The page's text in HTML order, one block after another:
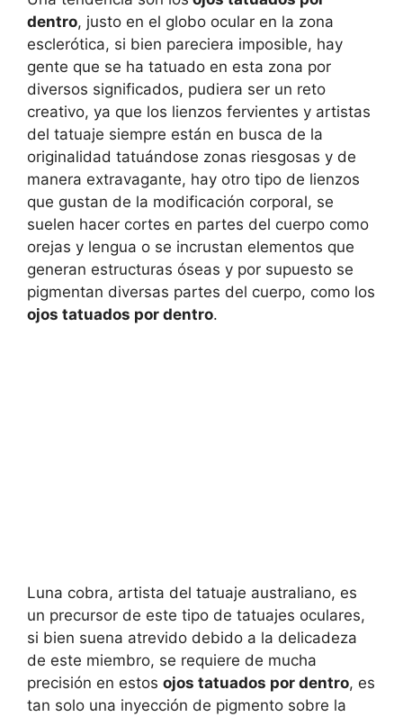
dentro, justo en el globo ocular en la zona
esclerótica, si bien pareciera imposible, hay
gente que se ha tatuado en esta zona por
diversos significados, pudiera ser un reto
creativo, ya que los lienzos fervientes y artistas
del tatuaje siempre están en busca de la
originalidad tatuándose zonas riesgosas y de
manera extravagante, hay otro tipo de lienzos
que gustan de la modificación corporal, se
suelen hacer cortes en partes del cuerpo como
orejas y lengua o se incrustan elementos que
generan estructuras óseas y por supuesto se
pigmentan diversas partes del cuerpo, como los
ojos tatuados por dentro.
Luna cobra, artista del tatuaje australiano, es
un precursor de este tipo de tatuajes oculares,
si bien suena atrevido debido a la delicadeza
de este miembro, se requiere de mucha
precisión en estos ojos tatuados por dentro, es
tan solo una inyección de pigmento sobre la